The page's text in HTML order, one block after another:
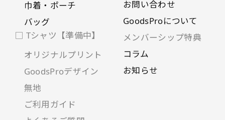
巾着・ポーチ
バッグ
□ Tシャツ【準備中】
オリジナルプリント
GoodsProデザイン
無地
ご利用ガイド
お問い合わせ
GoodsProについて
メンバーシップ特典
コラム
お知らせ